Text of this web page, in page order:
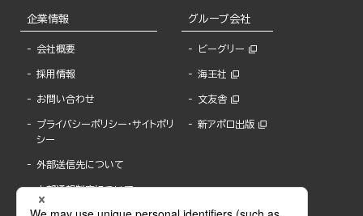
企業情報
会社概要
採用情報
お問い合わせ
プライバシーポリシー・サイトポリ
シー
外部送信先について
内部通報制度について
グループ会社
ビーグリー
海王社
文友舎
新アポロ出版